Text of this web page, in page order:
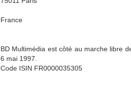
France
BD Multimédia est côté au marche libre
6 mai 1997.
Code ISIN FR0000035305